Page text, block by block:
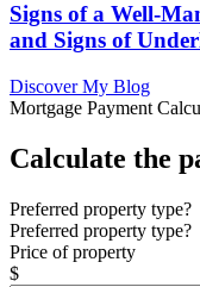
Signs of a Well-
and Signs of
Discover My Blog
Mortgage Payment
Calculate the
Preferred property type?
Preferred property type?
Price of property
$